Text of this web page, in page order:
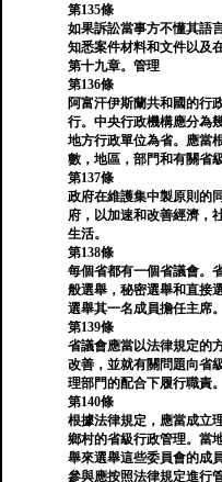
第135條
如果訴訟當事方不懂其語
知悉案件材料和文件以及
第十九章。管理
第136條
阿富汗伊斯蘭共和國的行
行。中央行政機構應分為
地方行政單位為省。應當
數，地區，部門和有關省
第137條
政府在維護集中製原則的
府，以加速和改善經濟，
生活。
第138條
每個省都有一個省議會。
般選舉，秘密選舉和直接
選舉其一名成員擔任主席。
第139條
省議會應當以法律規定的
改善，並就有關問題向省
理部門的配合下履行職責。
第140條
根據法律規定，應當成立
鄉村的省級行政管理。當
舉來選舉這些委員會的成
參與應按照法律規定進行管